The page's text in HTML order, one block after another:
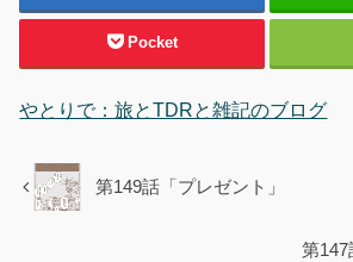
Pocket
やとりで：旅とTDRと雑記のブログ
第149話「プレゼント」
第147